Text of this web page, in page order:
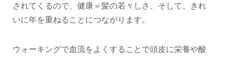
されてくるので、健康＝髪の若々しさ、そして、きれ
いに年を重ねることにつながります。
ウォーキングで血流をよくすることで頭皮に栄養や酸